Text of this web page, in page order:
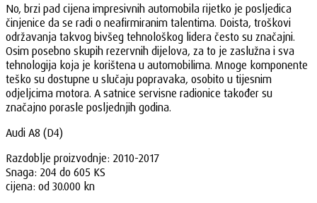
No, brzi pad cijena impresivnih automobila rijetko je posljedica
činjenice da se radi o neafirmiranim talentima. Doista, troškovi
održavanja takvog bivšeg tehnološkog lidera često su značajni.
Osim posebno skupih rezervnih dijelova, za to je zaslužna i sva
tehnologija koja je korištena u automobilima. Mnoge komponente
teško su dostupne u slučaju popravaka, osobito u tijesnim
odjeljcima motora. A satnice servisne radionice također su
značajno porasle posljednjih godina.
Audi A8 (D4)
Razdoblje proizvodnje: 2010-2017
Snaga: 204 do 605 KS
cijena: od 30.000 kn